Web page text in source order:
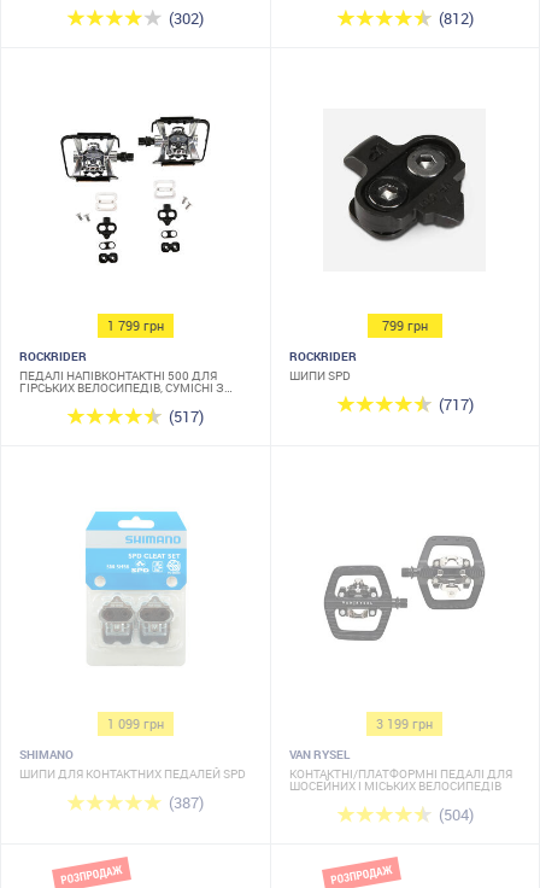
(302) (812)
1 799 грн
ROCKRIDER
ПЕДАЛІ НАПІВКОНТАКТНІ 500 ДЛЯ
ГІРСЬКИХ ВЕЛОСИПЕДІВ, СУМІСНІ З
(517)
799 грн
ROCKRIDER
ШИПИ SPD
(717)
1 099 грн
SHIMANO
ШИПИ ДЛЯ КОНТАКТНИХ ПЕДАЛЕЙ SPD
(387)
3 199 грн
VAN RYSEL
КОНТАКТНІ/ПЛАТФОРМНІ ПЕДАЛІ ДЛЯ
ШОСЕЙНИХ І МІСЬКИХ ВЕЛОСИПЕДІВ
(504)